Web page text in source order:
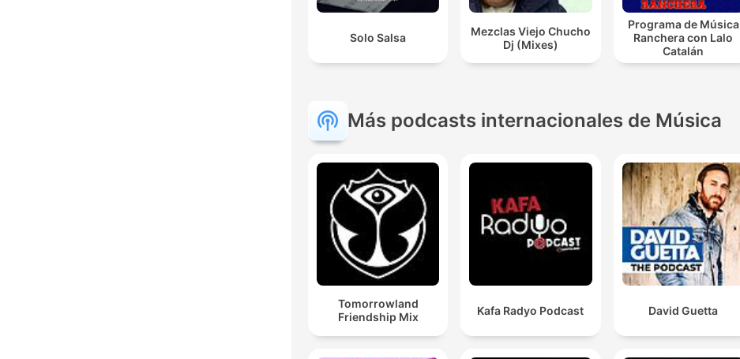
Solo Salsa
Mezclas Viejo Chucho
Dj (Mixes)
Programa de Música
Ranchera con Lalo
Catalán
Más podcasts internacionales de Música
Tomorrowland
Friendship Mix
Kafa Radyo Podcast David Guetta